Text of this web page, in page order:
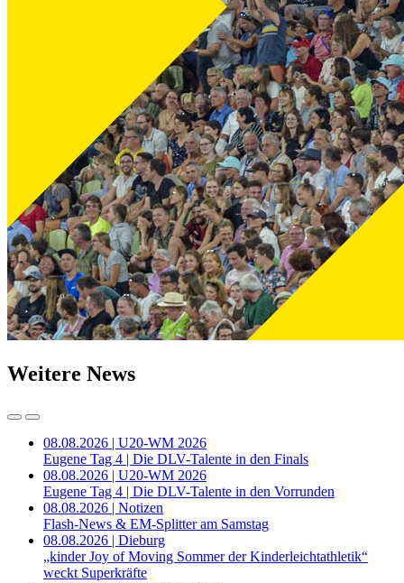
Weitere News
08.08.2026 | U20-WM 2026
Eugene Tag 4 | Die DLV-Talente in den Finals
08.08.2026 | U20-WM 2026
Eugene Tag 4 | Die DLV-Talente in den Vorrunden
08.08.2026 | Notizen
Flash-News & EM-Splitter am Samstag
08.08.2026 | Dieburg
„kinder Joy of Moving Sommer der Kinderleichtathletik“
weckt Superkräfte